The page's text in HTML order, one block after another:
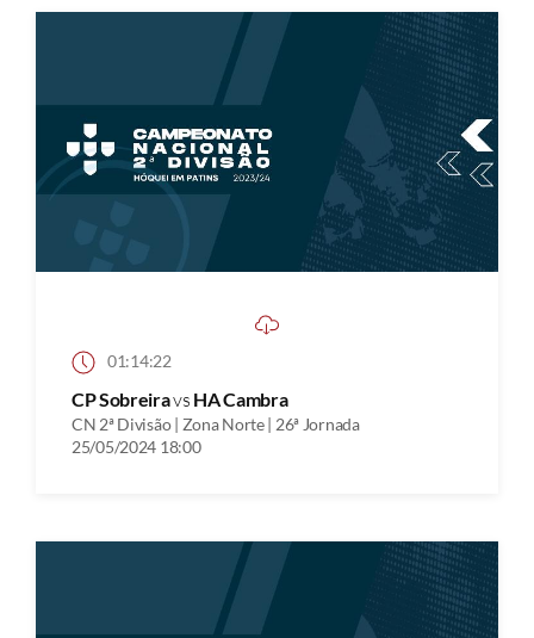
01:14:22
CP Sobreiravs HA Cambra
CN 2ª Divisão | Zona Norte | 26ª Jornada
25/05/2024 18:00